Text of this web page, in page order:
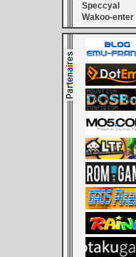
Speccyal
Wakoo-enter